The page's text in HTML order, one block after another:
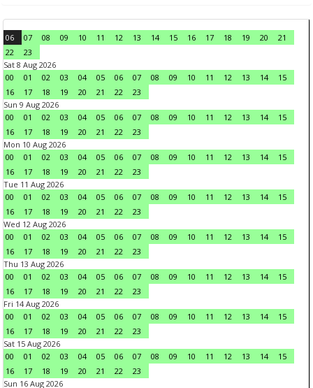
06 07 08 09 10 11 12 13 14 15 16 17 18 19 20
21
22
23
Sat 8 Aug 2026
00
01 02 03 04 05 06 07 08 09 10 11 12 13 14
15
16
17 18 19 20 21 22
23
Sun 9 Aug 2026
00
01 02 03 04 05 06 07 08 09 10 11 12 13 14
15
16
17 18 19 20 21 22
23
Mon 10 Aug 2026
00
01 02 03 04 05 06 07 08 09 10 11 12 13 14
15
16
17 18 19 20 21 22
23
Tue 11 Aug 2026
00
01 02 03 04 05 06 07 08 09 10 11 12 13 14
15
16
17 18 19 20 21 22
23
Wed 12 Aug 2026
00
01 02 03 04 05 06 07 08 09 10 11 12 13 14
15
16
17 18 19 20 21 22
23
Thu 13 Aug 2026
00
01 02 03 04 05 06 07 08 09 10 11 12 13 14
15
16
17 18 19 20 21 22
23
Fri 14 Aug 2026
00
01 02 03 04 05 06 07 08 09 10 11 12 13 14
15
16
17 18 19 20 21 22
23
Sat 15 Aug 2026
00
01 02 03 04 05 06 07 08 09 10 11 12 13 14
15
16
17 18 19 20 21 22
23
Sun 16 Aug 2026